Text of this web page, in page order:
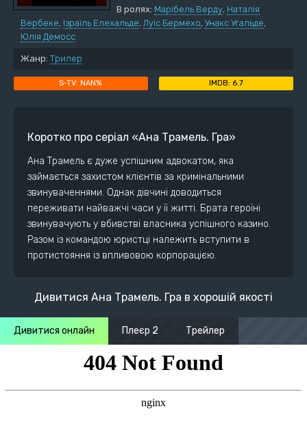
В ролях: Марібель Верду, Наталія
Вербеке, Ізраїль Елехальде, Луїс Бермехо, Унакс Угальде,
Юлія Демосс
Жанр: Трилер
NAN% 6.7
Коротко про серіал «Ана Трамель. Гра»
Ана Трамель є дуже успішним адвокатом, яка
займається захистом клієнтів за кримінальними
звинуваченнями. Однак дівчині доводиться
переживати найважчі часи у її житті. Брата героїні
звинувачують у вбивстві власника успішного казино.
Разом із командою юристці належить вступити в
протистояння із впливовою корпорацією.
Дивитися Ана Трамель. Гра в хорошій якості
Дивитися онлайн Плеєр 2 Трейлер